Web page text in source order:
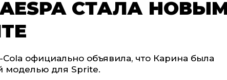
СТАЛА
официально объявила, что Карина была
моделью для Sprite.